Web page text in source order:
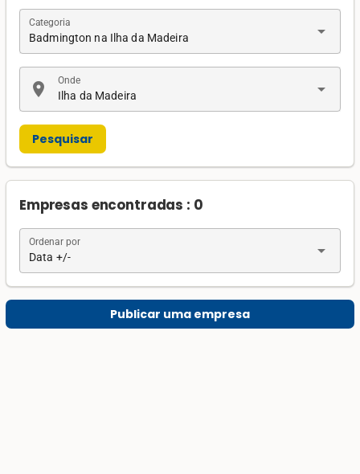
Badmington na Ilha da Madeira
Categoria arrow_drop_down
location_on Ilha da Madeira
Onde arrow_drop_down
Pesquisar
Empresas encontradas : 0
Data +/-
Ordenar por arrow_drop_down
Publicar uma empresa